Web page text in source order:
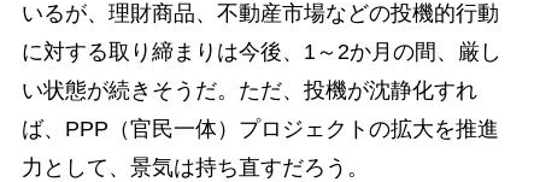
いるが、理財商品、不動産市場などの投機的行動
に対する取り締まりは今後、1～2か月の間、厳し
い状態が続きそうだ。ただ、投機が沈静化すれ
ば、PPP（官民一体）プロジェクトの拡大を推進
力として、景気は持ち直すだろう。